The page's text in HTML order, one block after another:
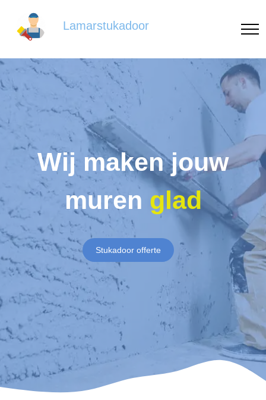
Lamarstukadoor
Wij maken jouw
muren glad
Stukadoor offerte